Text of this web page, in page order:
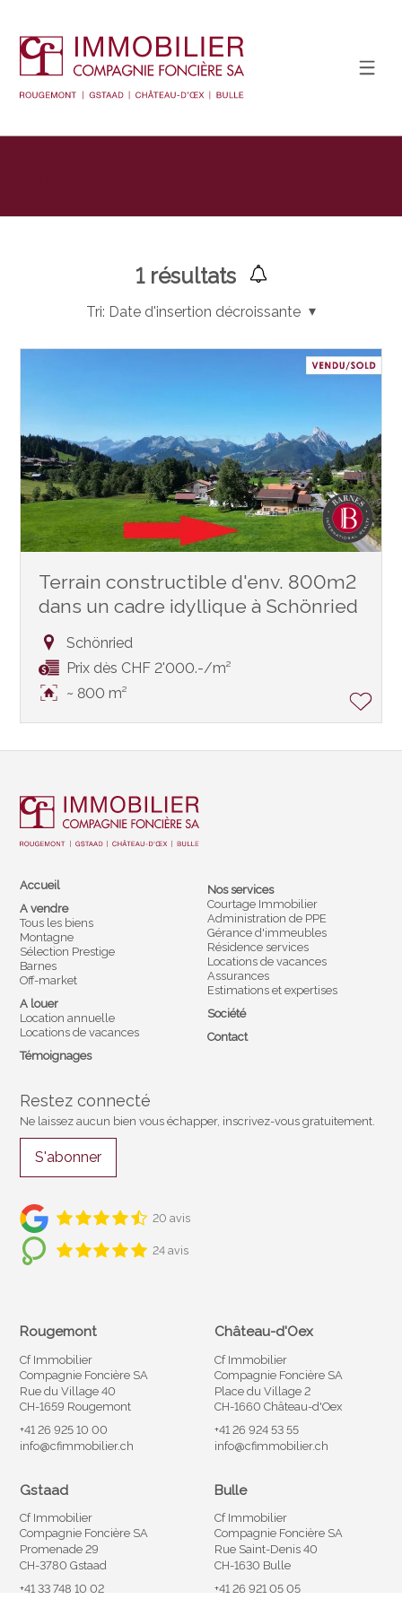
1résultats
Tri: Date d'insertion décroissante
Terrain constructible d'env. 800m2
dans un cadre idyllique à Schönried
Schönried
Prix dès CHF 2'000.-/m²
~ 800 m²
Accueil
A vendre
Tous les biens
Montagne
Sélection Prestige
Barnes
Off-market
A louer
Location annuelle
Locations de vacances
Témoignages
Nos services
Courtage Immobilier
Administration de PPE
Gérance d'immeubles
Résidence services
Locations de vacances
Assurances
Estimations et expertises
Société
Contact
Restez connecté
Ne laissez aucun bien vous échapper, inscrivez-vous gratuitement.
S'abonner
20 avis
24 avis
Rougemont
Cf Immobilier
Compagnie Foncière SA
Rue du Village 40
CH-1659 Rougemont
+41 26 925 10 00
info@cfimmobilier.ch
Château-d'Oex
Cf Immobilier
Compagnie Foncière SA
Place du Village 2
CH-1660 Château-d'Oex
+41 26 924 53 55
info@cfimmobilier.ch
Gstaad
Cf Immobilier
Compagnie Foncière SA
Promenade 29
CH-3780 Gstaad
+41 33 748 10 02
Bulle
Cf Immobilier
Compagnie Foncière SA
Rue Saint-Denis 40
CH-1630 Bulle
+41 26 921 05 05